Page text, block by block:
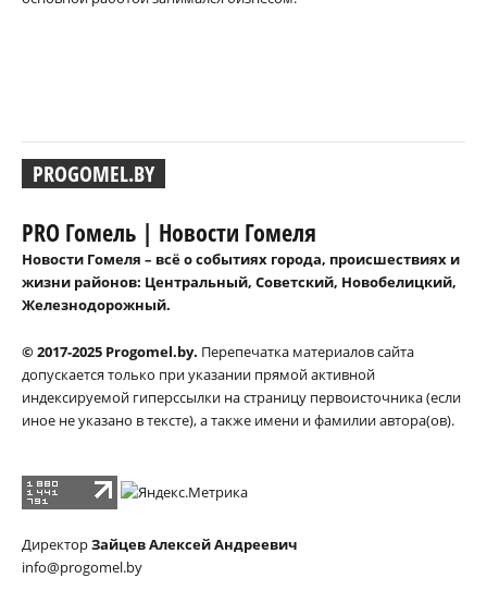
PROGOMEL.BY
PRO Гомель | Новости Гомеля
Новости Гомеля – всё о событиях города, происшествиях и
жизни районов: Центральный, Советский, Новобелицкий,
Железнодорожный.
© 2017-2025 Progomel.by. Перепечатка материалов сайта
допускается только при указании прямой активной
индексируемой гиперссылки на страницу первоисточника (если
иное не указано в тексте), а также имени и фамилии автора(ов).
ДиректорЗайцев Алексей Андреевич
info@progomel.by